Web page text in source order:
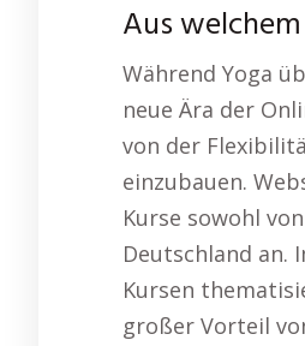
Aus
Während Yoga
neue Ära der
von der
einzubauen.
Kurse sowohl
Deutschland an.
Kursen
großer Vorteil